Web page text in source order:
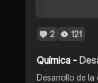
2 121
Química -
Desarrollo de